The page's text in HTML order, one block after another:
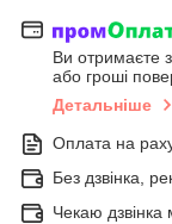
Ви отримаєте
або гроші
Детальніше
Оплата на
Без дзвінка,
Чекаю